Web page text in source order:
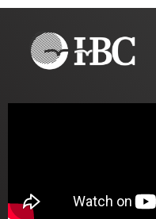
Ir
contenido